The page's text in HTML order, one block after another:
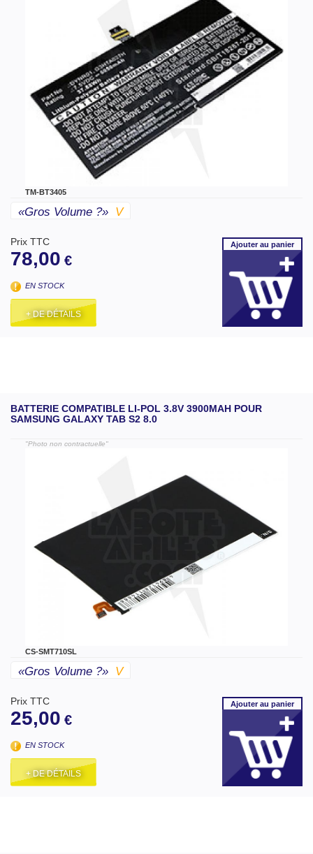
TM-BT3405
«gros Volume ?» V
Prix TTC
78,00 €
EN STOCK
+ DE DÉTAILS
Ajouterau panier
BATTERIE COMPATIBLE LI-POL 3.8V 3900MAH POUR
SAMSUNG GALAXY TAB S2 8.0
"Photo non contractuelle"
CS-SMT710SL
«gros Volume ?» V
Prix TTC
25,00 €
EN STOCK
+ DE DÉTAILS
Ajouterau panier